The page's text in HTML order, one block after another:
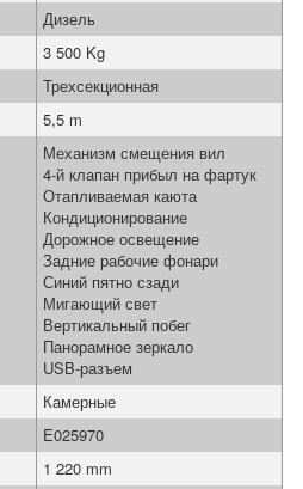
Дизель
3 500 Kg
Трехсекционная
5,5 m
Механизм смещения вил
4-й клапан прибыл на фартук
Отапливаемая каюта
Кондиционирование
Дорожное освещение
Задние рабочие фонари
Синий пятно сзади
Мигающий свет
Вертикальный побег
Панорамное зеркало
USB-разъем
Камерные
E025970
1 220 mm